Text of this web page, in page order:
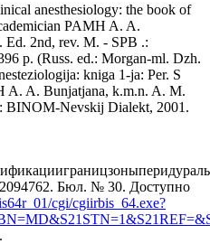
anesthesiology: the book of
PAMH A. A.
2nd, rev. M. - SPB .:
p. (Russ. ed.: Morgan-ml. Dzh.
kniga 1-ja: Per. S
A. A. Bunjatjana, k.m.n. A. M.
BINOM-Nevskij Dialekt, 2001.
Бюл. № 30. Доступно
cgi/cgiirbis_64.exe?